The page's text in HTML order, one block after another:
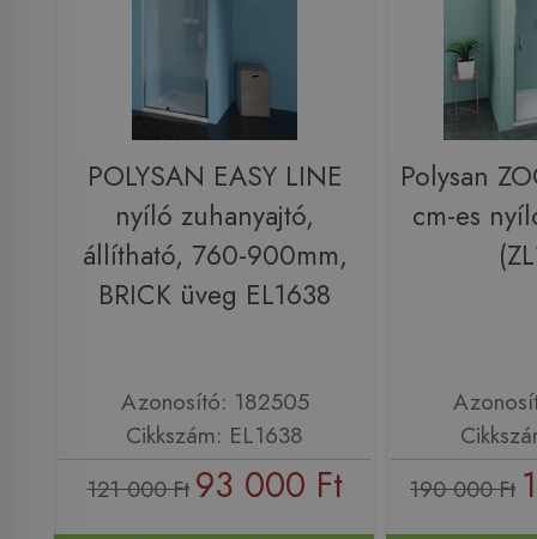
POLYSAN EASY LINE
nyíló zuhanyajtó,
állítható, 760-900mm,
BRICK üveg EL1638
Azonosító: 182505
Cikkszám: EL1638
121 000 Ft 93 000 Ft
Polysan
cm-es
190 000 Ft